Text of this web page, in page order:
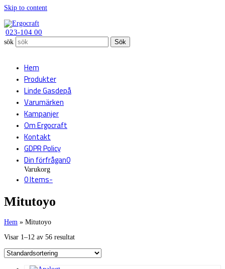
Skip to content
023-104 00
sök Sök
Hem
Produkter
Linde Gasdepå
Varumärken
Kampanjer
Om Ergocraft
Kontakt
GDPR Policy
Din förfrågan0
Varukorg
0 Items-
Mitutoyo
Hem » Mitutoyo
Visar 1–12 av 56 resultat